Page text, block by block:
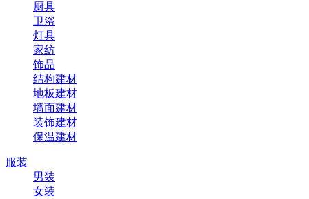
厨具
卫浴
灯具
家纺
饰品
结构建材
地板建材
墙面建材
装饰建材
保温建材
服装
男装
女装